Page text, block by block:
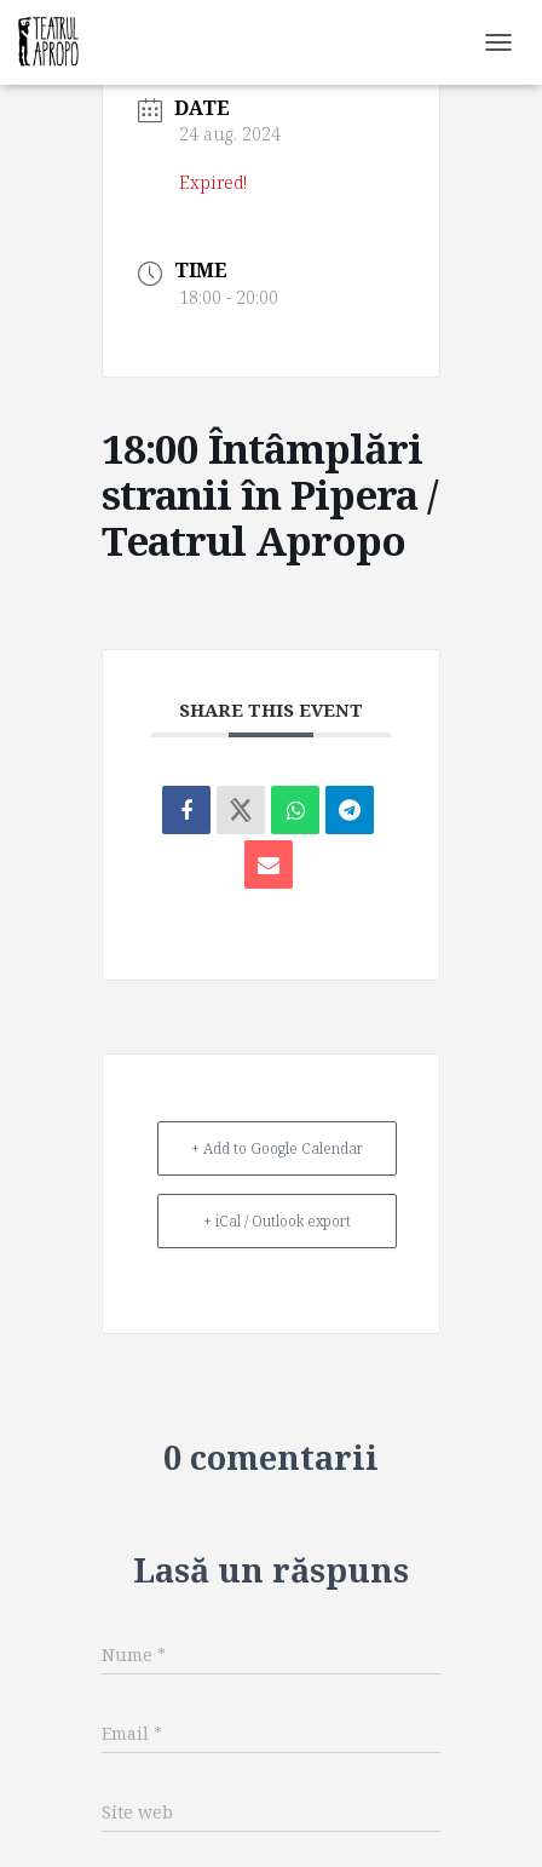
O
DATE
24 aug. 2024
Expired!
TIME
18:00 - 20:00
18:00 Întâmplări
stranii în Pipera /
Teatrul Apropo
SHARE THIS EVENT
+ Add to Google Calendar
+ iCal / Outlook export
0 comentarii
Lasă un răspuns
Nume *
Email *
Site web